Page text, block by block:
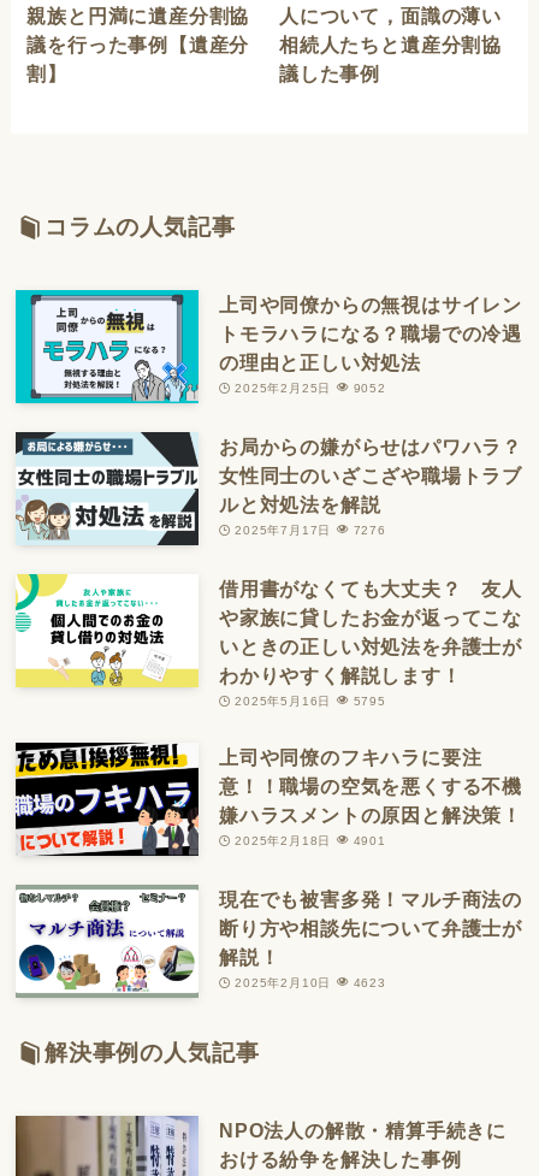
親族と円満に遺産分割協
議を行った事例【遺産分
割】
人について，面識の薄い
相続人たちと遺産分割協
議した事例
コラムの人気記事
上司や同僚からの無視はサイレン
トモラハラになる？職場での冷遇
の理由と正しい対処法
2025年2月25日 9052
お局からの嫌がらせはパワハラ？
女性同士のいざこざや職場トラブ
ルと対処法を解説
2025年7月17日 7276
借用書がなくても大丈夫？ 友人
や家族に貸したお金が返ってこな
いときの正しい対処法を弁護士が
わかりやすく解説します！
2025年5月16日 5795
上司や同僚のフキハラに要注
意！！職場の空気を悪くする不機
嫌ハラスメントの原因と解決策！
2025年2月18日 4901
現在でも被害多発！マルチ商法の
断り方や相談先について弁護士が
解説！
2025年2月10日 4623
解決事例の人気記事
NPO法人の解散・精算手続きに
おける紛争を解決した事例